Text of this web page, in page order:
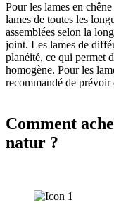
Pour les lames en
lames de toutes les
assemblées selon la
joint. Les lames de
planéité, ce qui permet
homogène. Pour les
recommandé de prévoir
Comment
natur ?